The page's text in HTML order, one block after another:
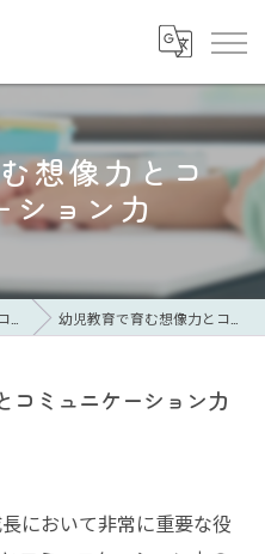
想像力とコ
ション力
コラム 幼児教育で育む想像力とコミュニケーション力
コミュニケーション力
において非常に重要な役